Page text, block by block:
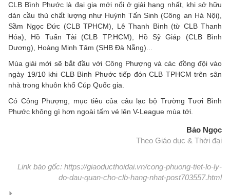
CLB Bình Phước là đại gia mới nổi ở giải hạng nhất, khi sở hữu
dàn cầu thủ chất lượng như Huỳnh Tấn Sinh (Công an Hà Nội),
Sầm Ngọc Đức (CLB TPHCM), Lê Thanh Bình (từ CLB Thanh
Hóa), Hồ Tuấn Tài (CLB TP.HCM), Hồ Sỹ Giáp (CLB Bình
Dương), Hoàng Minh Tâm (SHB Đà Nẵng)...
Mùa giải mới sẽ bắt đầu với Công Phượng và các đồng đội vào
ngày 19/10 khi CLB Bình Phước tiếp đón CLB TPHCM trên sân
nhà trong khuôn khổ Cúp Quốc gia.
Có Công Phượng, mục tiêu của câu lạc bộ Trường Tươi Bình
Phước không gì hơn ngoài tấm vé lên V-League mùa tới.
Bảo Ngọc
Theo Giáo dục & Thời đại
Link báo gốc: https://giaoducthoidai.vn/cong-phuong-tiet-lo-ly-
do-dau-quan-cho-clb-hang-nhat-post703557.html